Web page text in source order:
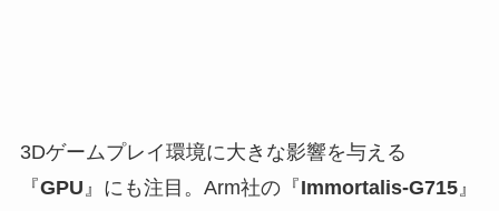
3Dゲームプレイ環境に大きな影響を与える
『GPU』にも注目。Arm社の『Immortalis-G715』